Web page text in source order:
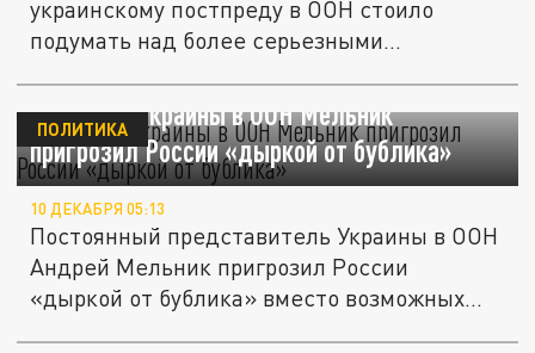
украинскому постпреду в ООН стоило
подумать над более серьезными...
Постпред Украины в ООН Мельник
пригрозил России «дыркой от бублика»
ПОЛИТИКА
10 ДЕКАБРЯ 05:13
Постоянный представитель Украины в ООН
Андрей Мельник пригрозил России
«дыркой от бублика» вместо возможных...